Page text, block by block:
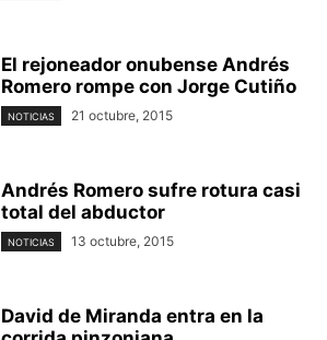
El rejoneador onubense Andrés
Romero rompe con Jorge Cutiño
NOTICIAS 21 octubre, 2015
Andrés Romero sufre rotura casi
total del abductor
NOTICIAS 13 octubre, 2015
David de Miranda entra en la